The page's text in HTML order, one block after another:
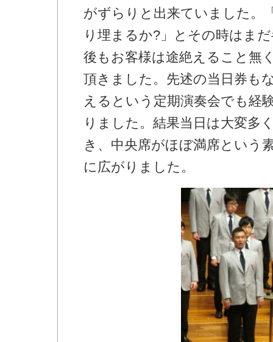
がずらりと出来ていました。
り埋まるか?」とその時はま
後もお客様は途絶えること無
頂きました。先述の当日券も
えるという定期演奏会でも経
りました。結果当日は大変多
き、中央席がほぼ満席という
に広がりました。